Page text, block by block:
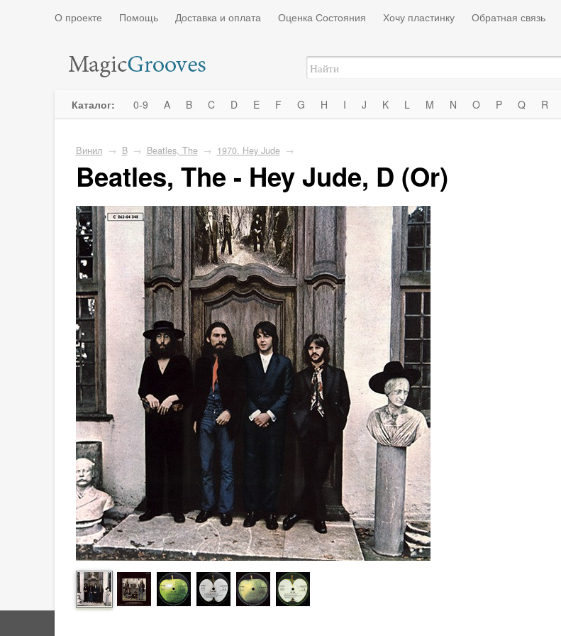
О проекте Помощь Доставка и оплата Оценка Состояния Хочу пластинку Обратная связь
Каталог: 0-9 A B C D E F G H I J K L M N O P Q R
Винил → B → Beatles, The → 1970. Hey Jude →
Beatles, The - Hey Jude, D (Or)